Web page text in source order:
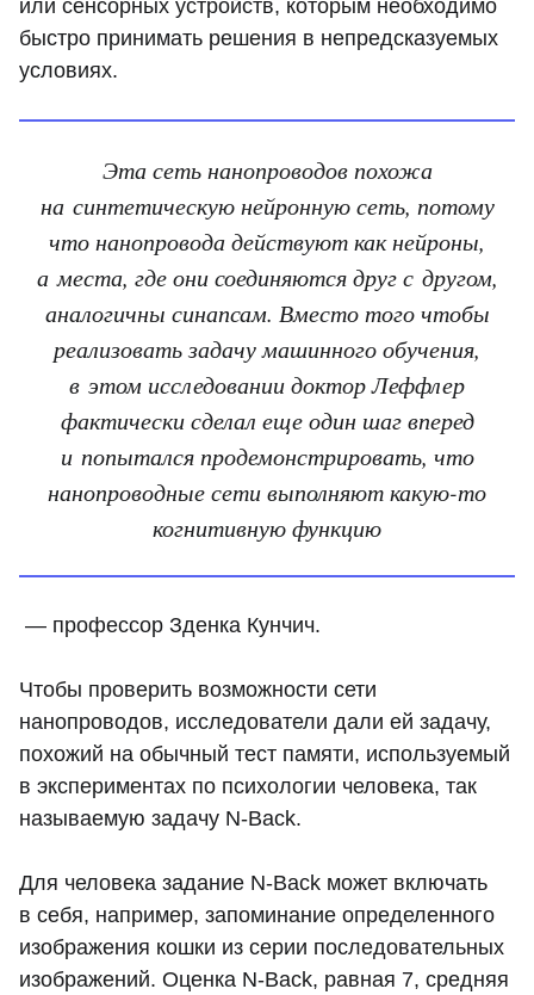
или сенсорных устройств, которым необходимо
быстро принимать решения в непредсказуемых
условиях.
Эта сеть нанопроводов похожа
на синтетическую нейронную сеть, потому
что нанопровода действуют как нейроны,
а места, где они соединяются друг с другом,
аналогичны синапсам. Вместо того чтобы
реализовать задачу машинного обучения,
в этом исследовании доктор Леффлер
фактически сделал еще один шаг вперед
и попытался продемонстрировать, что
нанопроводные сети выполняют какую-то
когнитивную функцию
— профессор Зденка Кунчич.
Чтобы проверить возможности сети
нанопроводов, исследователи дали ей задачу,
похожий на обычный тест памяти, используемый
в экспериментах по психологии человека, так
называемую задачу N-Back.
Для человека задание N-Back может включать
в себя, например, запоминание определенного
изображения кошки из серии последовательных
изображений. Оценка N-Back, равная 7, средняя